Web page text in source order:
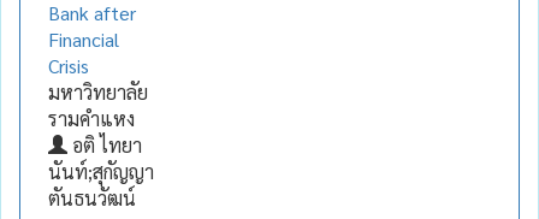
Bank after
Financial
Crisis
มหาวิทยาลัย
รามคำแหง
อติ ไทยา
นันท์;สุกัญญา
ตันธนวัฒน์